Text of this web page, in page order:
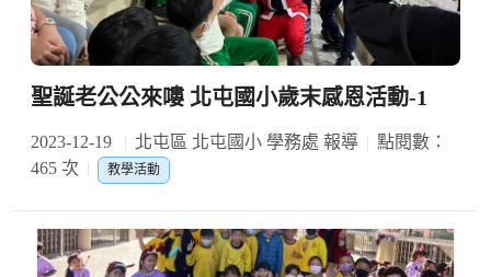
聖誕老公公來嘍 北屯國小歲末感恩活動-1
2023-12-19 北屯區 北屯國小 學務處 報導
點閱數：
465 次
教學活動